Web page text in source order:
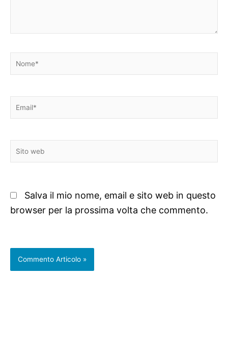
Nome*
Email*
Sito
web
Salva il mio nome, email e sito web in questo
browser per la prossima volta che commento.